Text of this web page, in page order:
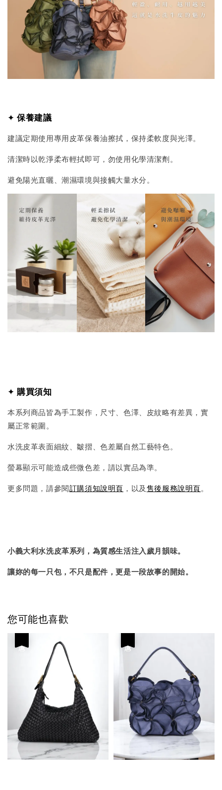
✦ 保養建議
建議定期使用專用皮革保養油擦拭，保持柔軟度與光澤。
清潔時以乾淨柔布輕拭即可，勿使用化學清潔劑。
避免陽光直曬、潮濕環境與接觸大量水分。
✦ 購買須知
本系列商品皆為手工製作，尺寸、色澤、皮紋略有差異，實
屬正常範圍。
水洗皮革表面細紋、皺摺、色差屬自然工藝特色。
螢幕顯示可能造成些微色差，請以實品為準。
更多問題，請參閱訂購須知說明頁 ，以及售後服務說明頁。
小義大利水洗皮革系列，為質感生活注入歲月韻味。
讓妳的每一只包，不只是配件，更是一段故事的開始。
您可能也喜歡